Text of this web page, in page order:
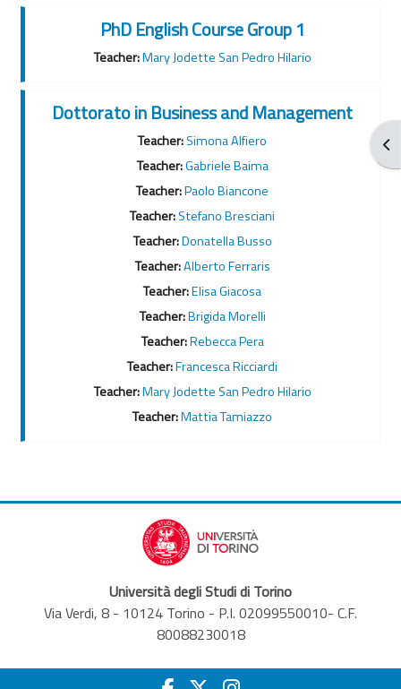
PhD English Course Group 1
Teacher:Mary Jodette San Pedro Hilario
Dottorato in Business and Management
Teacher:Simona Alfiero
Teacher:Gabriele Baima
Teacher:Paolo Biancone
Teacher:Stefano Bresciani
Teacher:Donatella Busso
Teacher:Alberto Ferraris
Teacher:Elisa Giacosa
Teacher:Brigida Morelli
Teacher:Rebecca Pera
Teacher:Francesca Ricciardi
Teacher:Mary Jodette San Pedro Hilario
Teacher:Mattia Tamiazzo
Università degli Studi di Torino
Via Verdi, 8 - 10124 Torino - P.I. 02099550010- C.F.
80088230018